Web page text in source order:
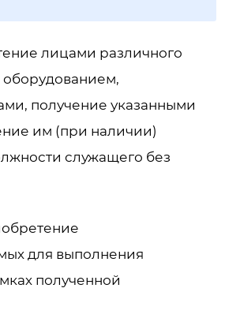
лицами различного
оборудованием,
получение указанными
им (при наличии)
служащего без
для выполнения
полученной